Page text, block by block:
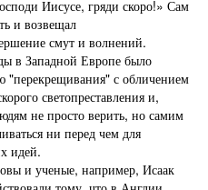
Иисусе, гряди скоро!» Сам
и возвещал
смут и волнений.
в Западной Европе было
"перекрещивания" с обличением
светопреставления и,
не просто верить, но самим
ни перед чем для
идей.
и ученые, например, Исаак